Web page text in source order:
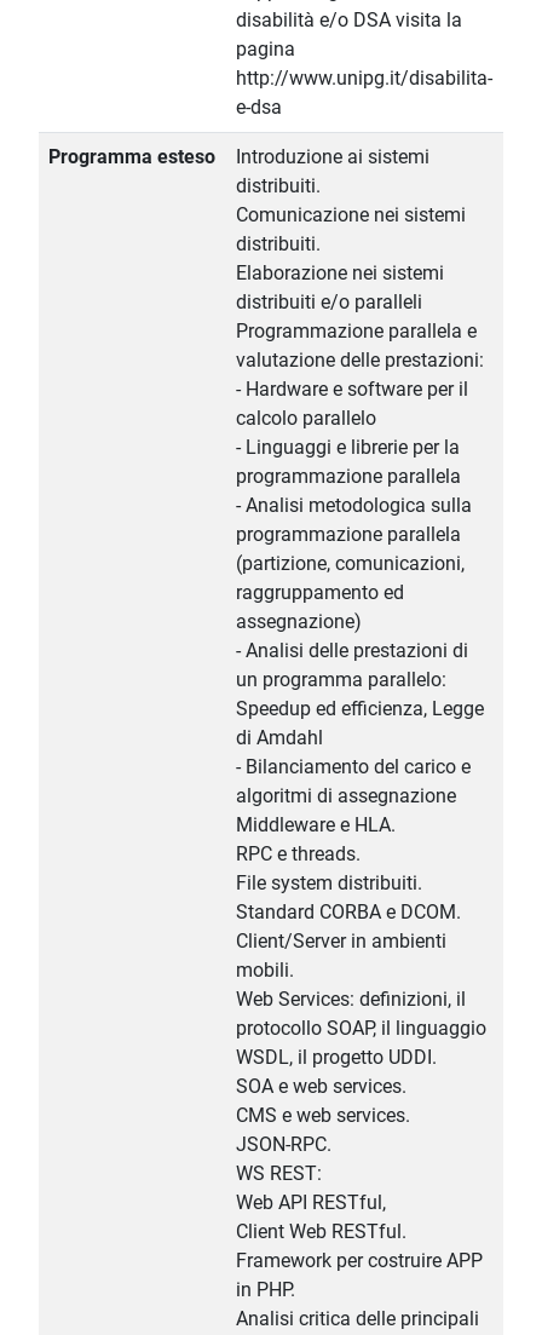
disabilità e/o DSA visita la
pagina
http://www.unipg.it/disabilita-
e-dsa
Programma esteso
Introduzione ai sistemi
distribuiti.
Comunicazione nei sistemi
distribuiti.
Elaborazione nei sistemi
distribuiti e/o paralleli
Programmazione parallela e
valutazione delle prestazioni:
- Hardware e software per il
calcolo parallelo
- Linguaggi e librerie per la
programmazione parallela
- Analisi metodologica sulla
programmazione parallela
(partizione, comunicazioni,
raggruppamento ed
assegnazione)
- Analisi delle prestazioni di
un programma parallelo:
Speedup ed efficienza, Legge
di Amdahl
- Bilanciamento del carico e
algoritmi di assegnazione
Middleware e HLA.
RPC e threads.
File system distribuiti.
Standard CORBA e DCOM.
Client/Server in ambienti
mobili.
Web Services: definizioni, il
protocollo SOAP, il linguaggio
WSDL, il progetto UDDI.
SOA e web services.
CMS e web services.
JSON-RPC.
WS REST:
Web API RESTful,
Client Web RESTful.
Framework per costruire APP
in PHP.
Analisi critica delle principali